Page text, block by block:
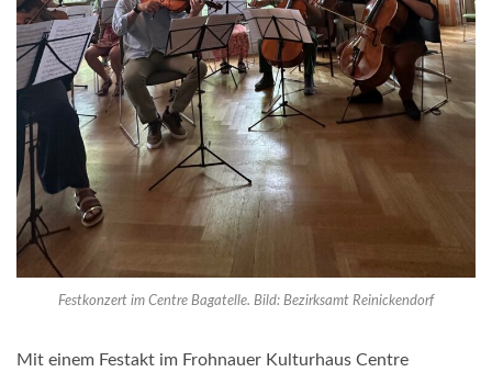
Festkonzert im Centre Bagatelle. Bild: Bezirksamt Reinickendorf
Mit einem Festakt im Frohnauer Kulturhaus Centre